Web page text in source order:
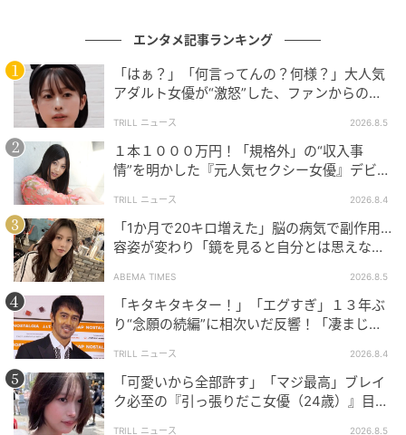
「（歯が取れる仕組みは）便利」とアシストが入る
と、川原さんもそれに乗じて「便利です」と提言しま
す。
「来週のクライシスが動き出しています！」
エンディングで川原さんは「皆さんもですね…うー
ん」と間を置くと、「ぜひね、お願いしたいと思いま
す」と結び、「さぁ、今日のクライシスはここまでと
いうことで、今日のクライシスが終わったということ
はもう来週のクライシスが動き出しています！」と、
視聴者の危機感を煽るような言葉でこの回を締めくく
りました。
番組は、4月22日の夜8時よりYouTubeにて最新回（第
12回）を先行公開。その後、深夜1時35分からは地上
波での放送を迎えます。次なる「危機」は、視聴者の
エンタメ記事ランキング
「はぁ？」「何言ってんの？何様？」大人気
アダルト女優が“激怒”した、ファンからの
TRILL ニュース 2026.8.5
１本１０００万円！「規格外」の“収入事
情”を明かした『元人気セクシー女優』デビュ
TRILL ニュース 2026.8.4
「1か月で20キロ増えた」脳の病気で副作用…
容姿が変わり「鏡を見ると自分とは思えなか
ABEMA TIMES 2026.8.5
「キタキタキター！」「エグすぎ」１３年ぶ
り“念願の続編”に相次いだ反響！「凄まじく
TRILL ニュース 2026.8.4
「可愛いから全部許す」「マジ最高」ブレイ
ク必至の『引っ張りだこ女優（24歳）』目が
TRILL ニュース 2026.8.5